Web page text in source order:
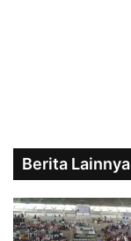
Berita Lainnya